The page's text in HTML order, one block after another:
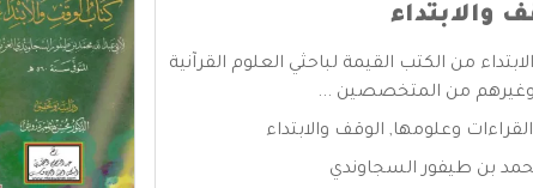
والابتداء
من الكتب القيمة لباحثي العلوم القرآنية
من المتخصصين ...
القراءات وعلومها, الوقف والابتداء
بن طيفور السجاوندي